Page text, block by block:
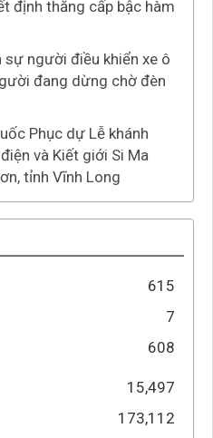
định thăng cấp bậc hàm
sự người điều khiển xe ô
đang dừng chờ đèn
Phục dự Lễ khánh
và Kiết giới Si Ma
tỉnh Vĩnh Long
615
7
608
15,497
173,112